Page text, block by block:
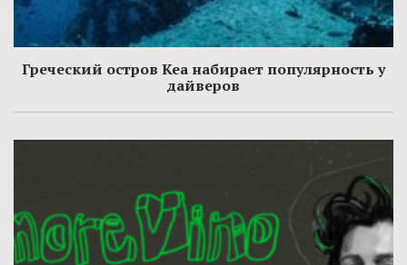
Греческий остров Кеа набирает популярность у
дайверов